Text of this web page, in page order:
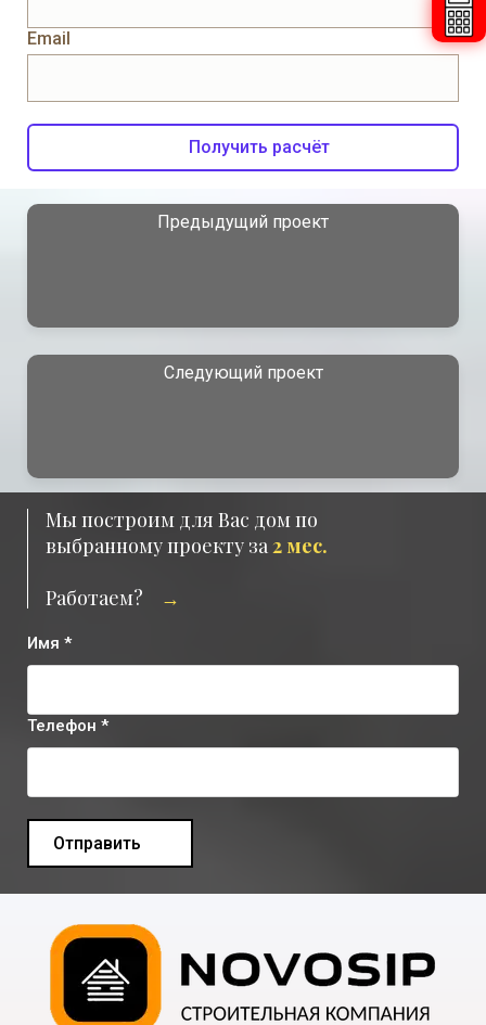
Email
Получить расчёт
Предыдущий проект
Следующий проект
Мы построим для Вас дом по
выбранному проекту за2 мес.
Работаем?
→
Имя *
Телефон *
Отправить